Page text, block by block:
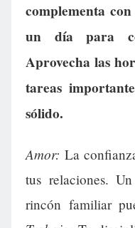
complementa
un día para
Aprovecha las
tareas
sólido.
Amor: La
tus relaciones.
rincón familiar